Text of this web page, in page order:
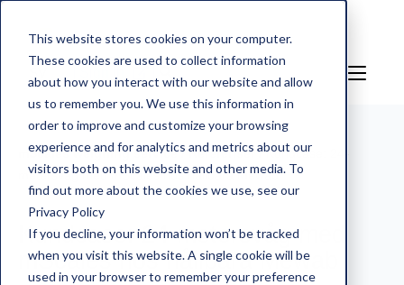
This website stores cookies on your computer.
These cookies are used to collect information
about how you interact with our website and allow
us to remember you. We use this information in
order to improve and customize your browsing
experience and for analytics and metrics about our
visitors both on this website and other media. To
find out more about the cookies we use, see our
Privacy Policy
If you decline, your information won’t be tracked
when you visit this website. A single cookie will be
used in your browser to remember your preference
mScales weighing service/ Referenser /Kundcase: 24-
metersvåg med mScales hos hållbara Mewab
Kundcase: 24-metersvåg med
mScales hos hållbara Mewab